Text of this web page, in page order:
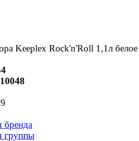
Keeplex Rock'n'Roll 1,1л белое
бренда
группы